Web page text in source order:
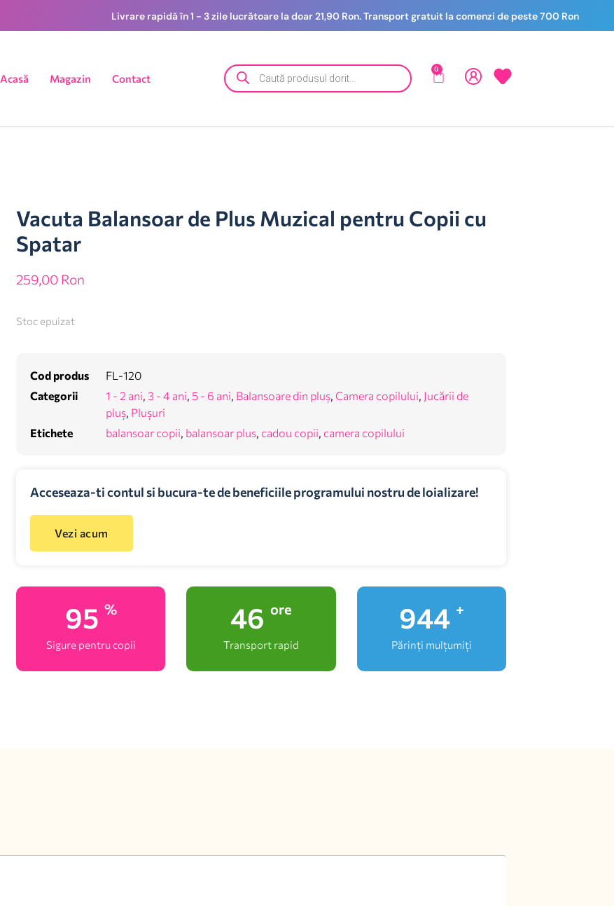
Livrare rapidă în 1 - 3 zile lucrătoare la doar 21,90 Ron. Transport gratuit la comenzi de peste 700 Ron
Acasă Magazin Contact
0
Vacuta Balansoar de Plus Muzical pentru Copii cu
Spatar
259,00 Ron
Stoc epuizat
Cod produs
FL-120
Categorii
1 - 2 ani 3 - 4 ani 5 - 6 ani Balansoare din pluș Camera copilului Jucării de
pluș Plușuri
Etichete
balansoar copii balansoar plus cadou copii camera copilului
Acceseaza-ti contul si bucura-te de beneficiile programului nostru de loializare!
Vezi acum
100 %
Sigure pentru copii
48 ore
Transport rapid
1,000
Părinți mulțumiți